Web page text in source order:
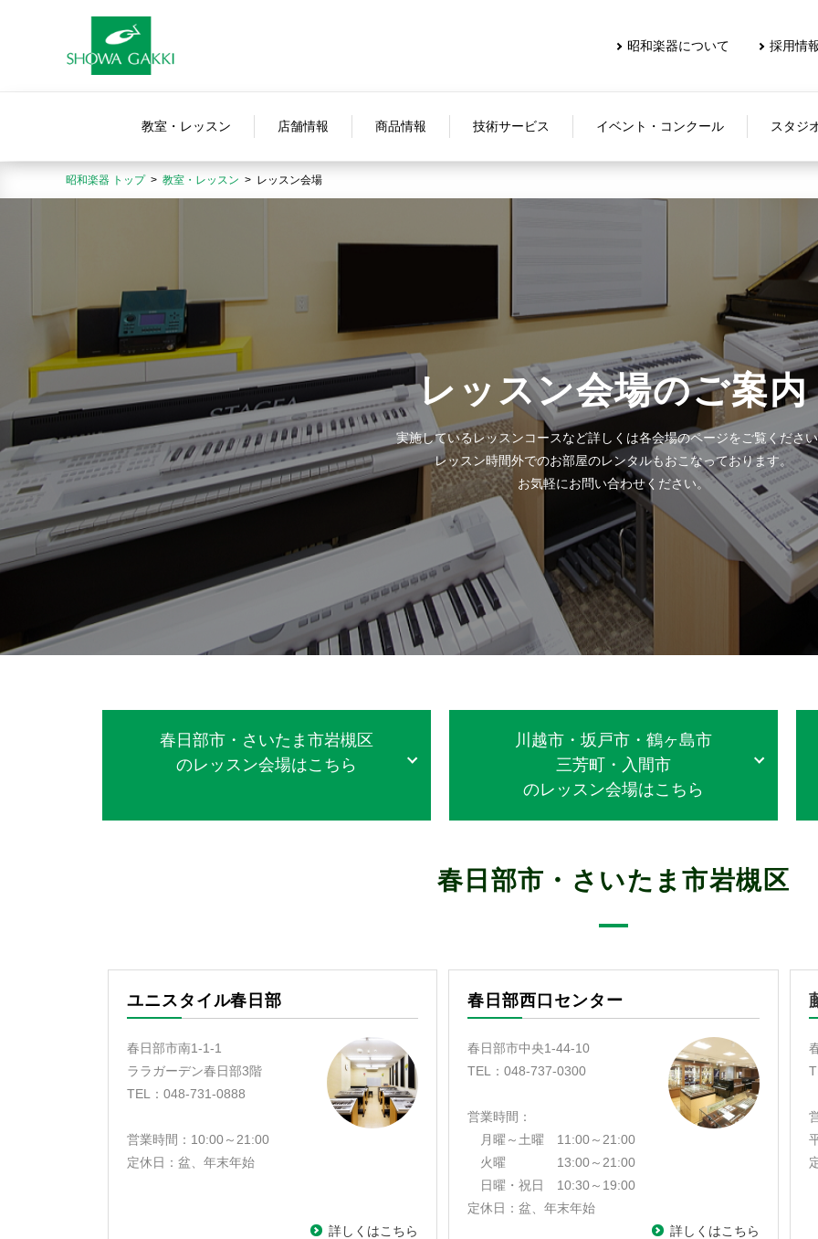
昭和楽器について 採用情
教室・レッスン 店舗情報 商品情報 技術サービス イベント・コンクール スタジ
昭和楽器 トップ 教室・レッスン レッスン会場
レッスン会場のご案内
実施しているレッスンコースなど詳しくは各会場のページをご覧くださ
レッスン時間外でのお部屋のレンタルもおこなっております。
お気軽にお問い合わせください。
春日部市・さいたま市岩槻区
のレッスン会場はこちら
川越市・坂戸市・鶴ヶ島市
三芳町・入間市
のレッスン会場はこちら
春日部市・さいたま市岩槻区
ユニスタイル春日部
春日部市南1-1-1
ララガーデン春日部3階
TEL：048-731-0888
営業時間：10:00～21:00
定休日：盆、年末年始
詳しくはこちら
春日部西口センター
春日部市中央1-44-10
TEL：048-737-0300
営業時間：
月曜～土曜 11:00～21:00
火曜 13:00～21:00
日曜・祝日 10:30～19:00
定休日：盆、年末年始
詳しくはこちら